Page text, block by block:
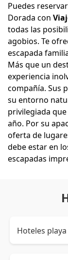
Puedes
Dorada con
todas las
agobios. Te
escapada
Más que un
experiencia
compañía. Sus
su entorno
privilegiada
año. Por su
oferta de
debe estar en
escapadas
Hoteles